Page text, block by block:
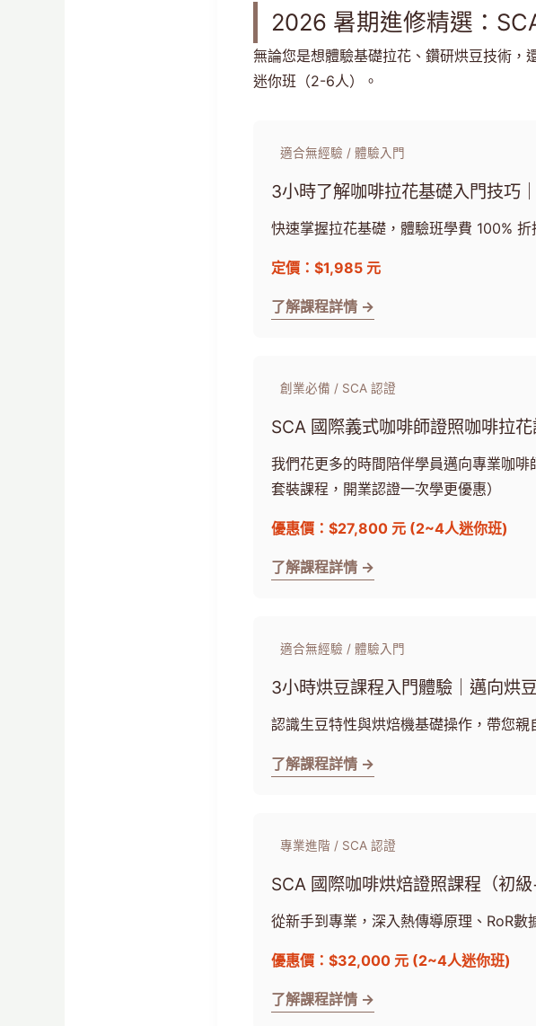
2026 暑期進修精選：
無論您是想體驗基礎拉花、鑽研烘豆技術，
迷你班（2-6人）。
適合無經驗 / 體驗入門
3小時了解咖啡拉花基礎入門技巧
快速掌握拉花基礎，體驗班學費 100%
定價：$1,985 元
了解課程詳情 →
創業必備 / SCA 認證
SCA 國際義式咖啡師證照咖啡拉
我們花更多的時間陪伴學員邁向專業咖
套裝課程，開業認證一次學更優惠）
優惠價：$27,800 元 (2~4人迷你班)
了解課程詳情 →
適合無經驗 / 體驗入門
3小時烘豆課程入門體驗｜邁向烘
認識生豆特性與烘焙機基礎操作，帶您
了解課程詳情 →
專業進階 / SCA 認證
SCA 國際咖啡烘焙證照課程（初級
從新手到專業，深入熱傳導原理、RoR
優惠價：$32,000 元 (2~4人迷你班)
了解課程詳情 →